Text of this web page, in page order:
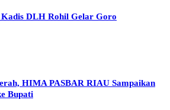
DLH Rohil Gelar Goro
HIMA PASBAR RIAU Sampaikan
Bupati